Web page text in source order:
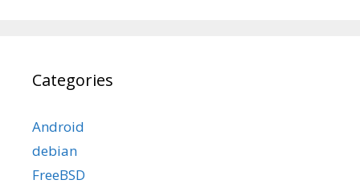
Categories
Android
debian
FreeBSD